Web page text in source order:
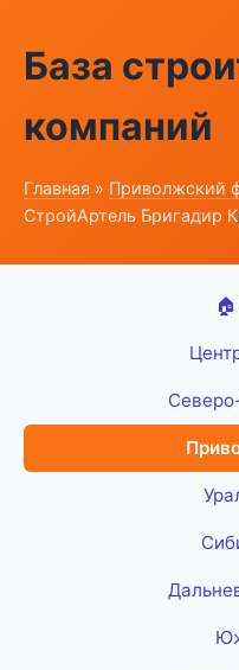
База
компаний
Главная » Приволжский
СтройАртель Бригадир